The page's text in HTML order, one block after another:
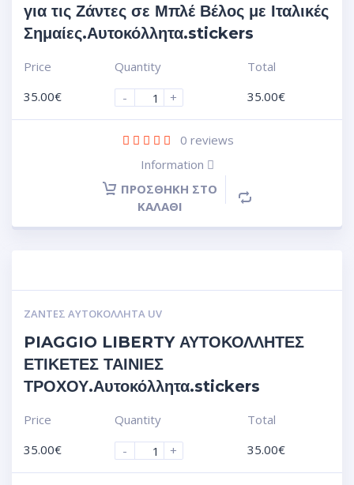
για τις Ζάντες σε Μπλέ Βέλος με Ιταλικές
Σημαίες.Αυτοκόλλητα.stickers
Price
35.00€
Quantity
-
+
Total
35.00€
0 reviews
Information
ΠΡΟΣΘΉΚΗ ΣΤΟ
ΚΑΛΆΘΙ
ΖΆΝΤΕΣ ΑΥΤΟΚΌΛΛΗΤΑ UV
PIAGGIO LIBERTY ΑΥΤΟΚΟΛΛΗΤΕΣ
ΕΤΙΚΕΤΕΣ ΤΑΙΝΙΕΣ
ΤΡΟΧΟΥ.Αυτοκόλλητα.stickers
Price
35.00€
Quantity
-
+
Total
35.00€